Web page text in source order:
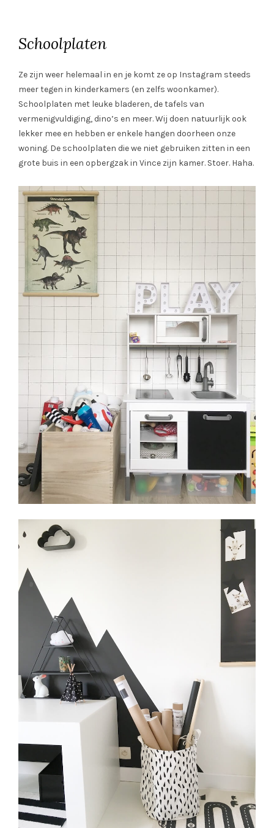
Schoolplaten
Ze zijn weer helemaal in en je komt ze op Instagram steeds
meer tegen in kinderkamers (en zelfs woonkamer).
Schoolplaten met leuke bladeren, de tafels van
vermenigvuldiging, dino’s en meer. Wij doen natuurlijk ook
lekker mee en hebben er enkele hangen doorheen onze
woning. De schoolplaten die we niet gebruiken zitten in een
grote buis in een opbergzak in Vince zijn kamer. Stoer. Haha.